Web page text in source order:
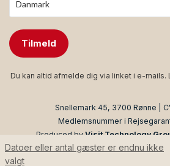
Datoer eller antal gæster er endnu ikke
valgt
Tilmeld
Du kan altid afmelde dig via linket i e-mails.
Snellemark 45, 3700 Rønne |
Medlemsnummer i
Produced by Visit Technology
Information &